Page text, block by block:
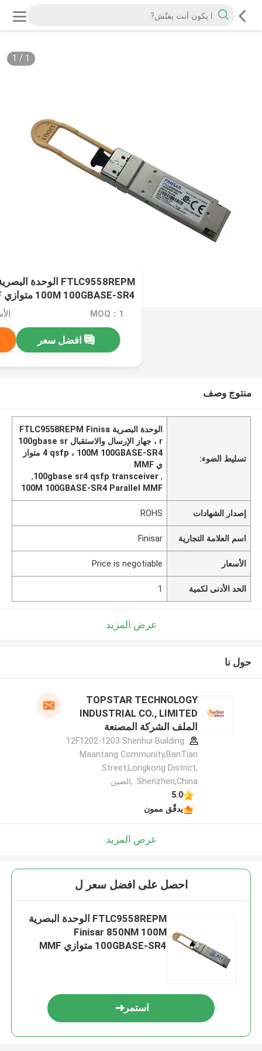
1
/
1
100M 100GBASE-SR4 متوازي MMF
MOQ：1
افضل سعر
منتوج وصف
تسليط الضوء:
الوحدة البصرية FTLC9558REPM Finisa
r ، جهاز الإرسال والاستقبال 100gbase sr
4 qsfp ، 100M 100GBASE-SR4 متواز
ي MMF
,
100gbase sr4 qsfp transceiver
,
100M 100GBASE-SR4 Parallel MMF
إصدار الشهادات ROHS
اسم العلامة التجارية Finisar
الأسعار Price is negotiable
الحد الأدنى لكمية 1
عرض المزيد
حول نا
TOPSTAR TECHNOLOGY
INDUSTRIAL CO., LIMITED
الملف الشركة المصنعة
12F1202-1203 Shenhui Building
Maantang Community,BanTian
Street,Longkong District,
Shenzhen,China. ,الصين
5.0
يدقّق ممون
عرض المزيد
احصل على افضل سعر ل
FTLC9558REPM الوحدة البصرية
Finisar 850NM 100M
100GBASE-SR4 متوازي MMF
استمر